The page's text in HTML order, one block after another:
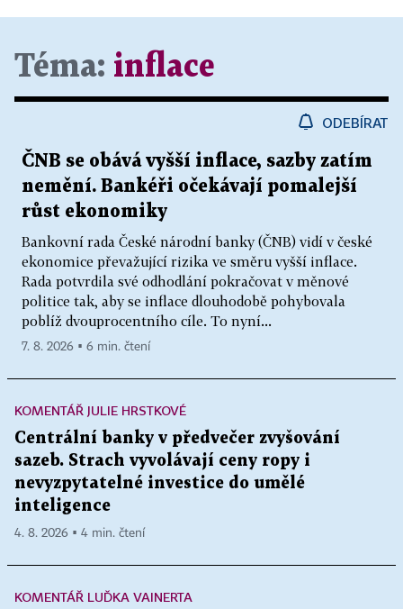
Téma: inflace
ODEBÍRAT
ČNB se obává vyšší inflace, sazby zatím
nemění. Bankéři očekávají pomalejší
růst ekonomiky
Bankovní rada České národní banky (ČNB) vidí v české
ekonomice převažující rizika ve směru vyšší inflace.
Rada potvrdila své odhodlání pokračovat v měnové
politice tak, aby se inflace dlouhodobě pohybovala
poblíž dvouprocentního cíle. To nyní...
7. 8. 2026 ▪ 6 min. čtení
KOMENTÁŘ JULIE HRSTKOVÉ
Centrální banky v předvečer zvyšování
sazeb. Strach vyvolávají ceny ropy i
nevyzpytatelné investice do umělé
inteligence
4. 8. 2026 ▪ 4 min. čtení
KOMENTÁŘ LUĎKA VAINERTA